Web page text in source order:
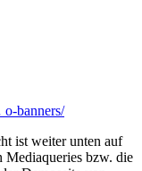
banners/
ist weiter unten auf
Mediaqueries bzw. die